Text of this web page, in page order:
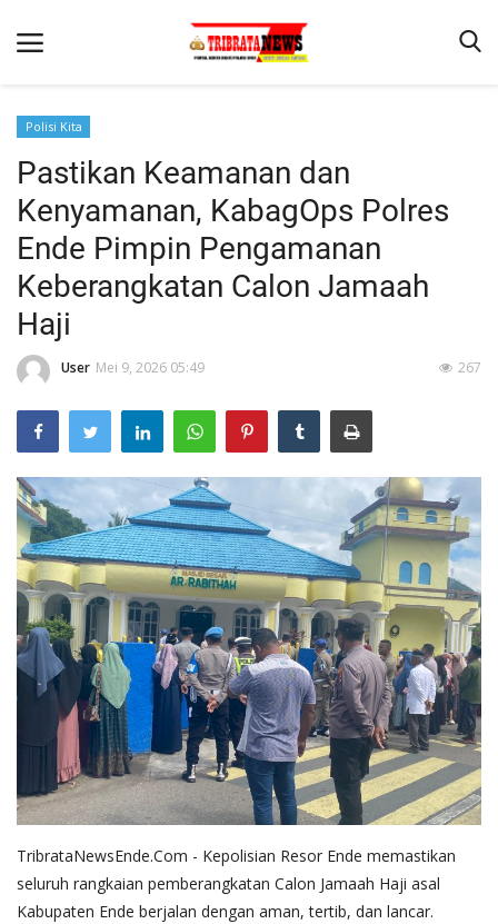
Beranda
Terms & Conditions
Binkam
Lantas
Mitra Polisi
Giat Ops
Polisi Kita
Pastikan Keamanan dan
Kenyamanan, KabagOps Polres
Ende Pimpin Pengamanan
Keberangkatan Calon Jamaah
Haji
User Mei 9, 2026 05:49 267
TribrataNewsEnde.Com - Kepolisian Resor Ende memastikan
seluruh rangkaian pemberangkatan Calon Jamaah Haji asal
Kabupaten Ende berjalan dengan aman, tertib, dan lancar.